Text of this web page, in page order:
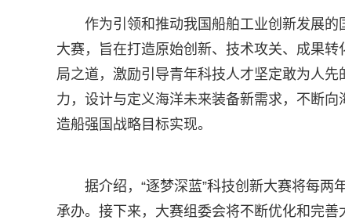
作为引领和推动我国船舶工业创新发展的
大赛，旨在打造原始创新、技术攻关、成果
局之道，激励引导青年科技人才坚定敢为人
力，设计与定义海洋未来装备新需求，不断
造船强国战略目标实现。
据介绍，“逐梦深蓝”科技创新大赛将每
承办。接下来，大赛组委会将不断优化和完